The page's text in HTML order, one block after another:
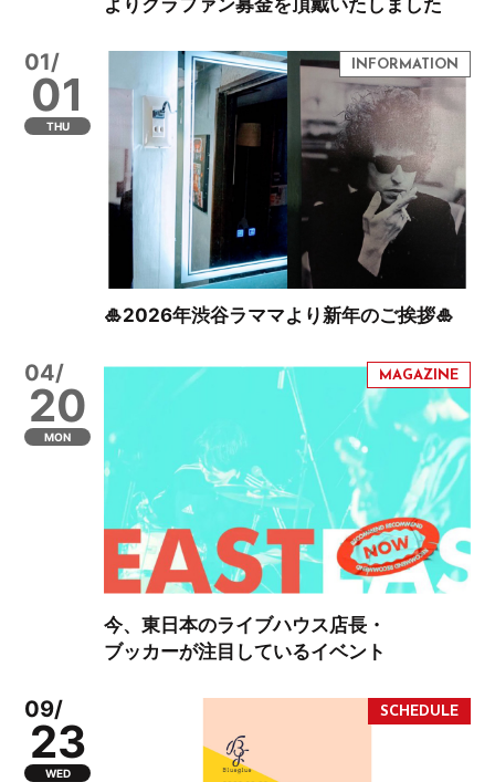
01/
01
THU
🎍2026年渋谷ラママより新年のご挨拶🎍
04/
20
MON
今、東日本のライブハウス店長・
ブッカーが注目しているイベント
09/
23
WED